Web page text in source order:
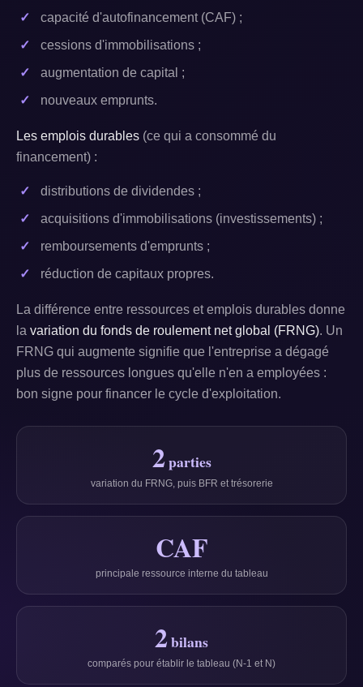
capacité d'autofinancement (CAF) ;
cessions d'immobilisations ;
augmentation de capital ;
nouveaux emprunts.
Les emplois durables (ce qui a consommé du
financement) :
distributions de dividendes ;
acquisitions d'immobilisations (investissements) ;
remboursements d'emprunts ;
réduction de capitaux propres.
La différence entre ressources et emplois durables donne
la variation du fonds de roulement net global (FRNG). Un
FRNG qui augmente signifie que l'entreprise a dégagé
plus de ressources longues qu'elle n'en a employées :
bon signe pour financer le cycle d'exploitation.
2parties
variation du FRNG, puis BFR et trésorerie
CAF
principale ressource interne du tableau
2bilans
comparés pour établir le tableau (N-1 et N)